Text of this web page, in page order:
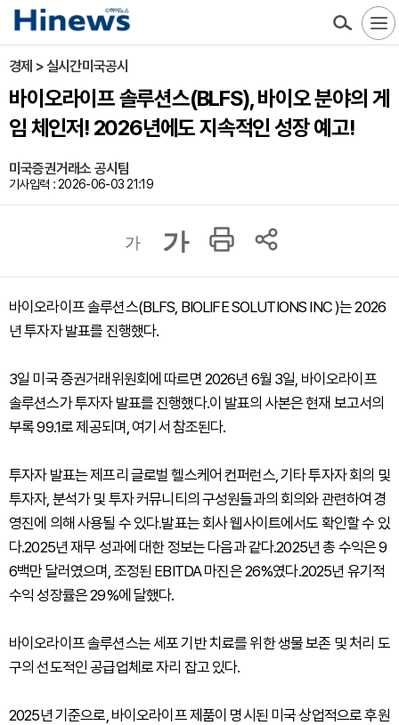
경제 > 실시간미국공시
바이오라이프 솔루션스(BLFS), 바이오 분야의 게
임 체인저! 2026년에도 지속적인 성장 예고!
미국증권거래소 공시팀
기사입력 : 2026-06-03 21:19
가 가
바이오라이프 솔루션스(BLFS, BIOLIFE SOLUTIONS INC )는 2026
년 투자자 발표를 진행했다.
3일 미국 증권거래위원회에 따르면 2026년 6월 3일, 바이오라이프
솔루션스가 투자자 발표를 진행했다.이 발표의 사본은 현재 보고서의
부록 99.1로 제공되며, 여기서 참조된다.
투자자 발표는 제프리 글로벌 헬스케어 컨퍼런스, 기타 투자자 회의 및
투자자, 분석가 및 투자 커뮤니티의 구성원들과의 회의와 관련하여 경
영진에 의해 사용될 수 있다.발표는 회사 웹사이트에서도 확인할 수 있
다.2025년 재무 성과에 대한 정보는 다음과 같다.2025년 총 수익은 9
6백만 달러였으며, 조정된 EBITDA 마진은 26%였다.2025년 유기적
수익 성장률은 29%에 달했다.
바이오라이프 솔루션스는 세포 기반 치료를 위한 생물 보존 및 처리 도
구의 선도적인 공급업체로 자리 잡고 있다.
2025년 기준으로, 바이오라이프 제품이 명시된 미국 상업적으로 후원